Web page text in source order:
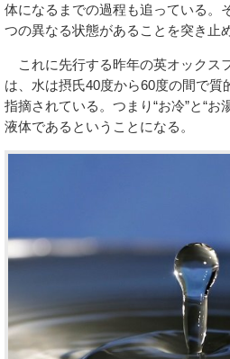
体になるまでの過程も追っている。
つの異なる状態があることを突き止
これに先行する昨年の英オックス
は、水は摂氏40度から60度の間で
指摘されている。つまり“お冷”と“お
液体であるということになる。